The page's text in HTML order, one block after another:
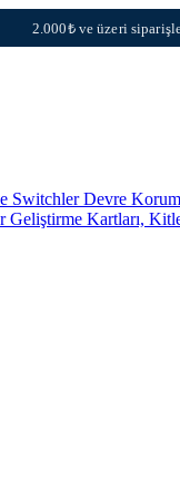
2.000₺ ve üzeri
SwitchlerDevre
Geliştirme Kartları,